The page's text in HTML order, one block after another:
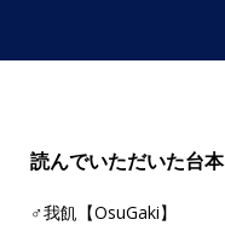
読んでいただいた台本
♂我飢【OsuGaki】